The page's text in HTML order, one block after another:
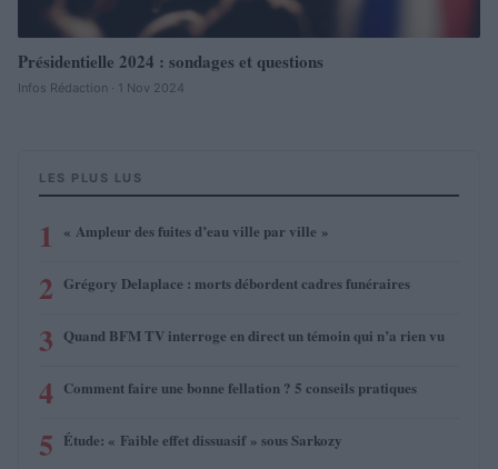
Présidentielle 2024 : sondages et questions
Infos Rédaction · 1 Nov 2024
LES PLUS LUS
1 « Ampleur des fuites d’eau ville par ville »
2 Grégory Delaplace : morts débordent cadres funéraires
3 Quand BFM TV interroge en direct un témoin qui n’a rien vu
4 Comment faire une bonne fellation ? 5 conseils pratiques
5 Étude: « Faible effet dissuasif » sous Sarkozy